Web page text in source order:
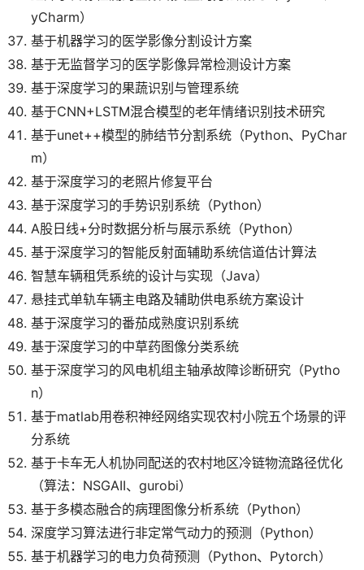
yCharm）
基于机器学习的医学影像分割设计方案
基于无监督学习的医学影像异常检测设计方案
基于深度学习的果蔬识别与管理系统
基于CNN+LSTM混合模型的老年情绪识别技术研究
基于unet++模型的肺结节分割系统（Python、PyChar
m）
基于深度学习的老照片修复平台
基于深度学习的手势识别系统（Python）
A股日线+分时数据分析与展示系统（Python）
基于深度学习的智能反射面辅助系统信道估计算法
智慧车辆租凭系统的设计与实现（Java）
悬挂式单轨车辆主电路及辅助供电系统方案设计
基于深度学习的番茄成熟度识别系统
基于深度学习的中草药图像分类系统
基于深度学习的风电机组主轴承故障诊断研究（Pytho
n）
基于matlab用卷积神经网络实现农村小院五个场景的评
分系统
基于卡车无人机协同配送的农村地区冷链物流路径优化
（算法：NSGAII、gurobi）
基于多模态融合的病理图像分析系统（Python）
深度学习算法进行非定常气动力的预测（Python）
基于机器学习的电力负荷预测（Python、Pytorch）